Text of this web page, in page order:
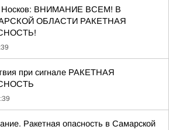
Носков: ВНИМАНИЕ ВСЕМ! В
ОБЛАСТИ РАКЕТНАЯ
при сигнале РАКЕТНАЯ
Ракетная опасность в Самарской